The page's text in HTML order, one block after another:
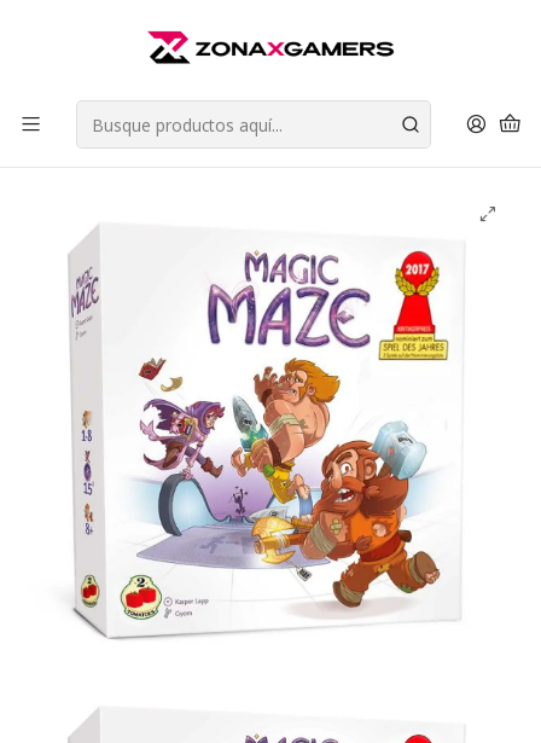
Retiros en Providencia
Leer más
Inicio Juegos de Mesa Juegos Cooperativos Magic Maze